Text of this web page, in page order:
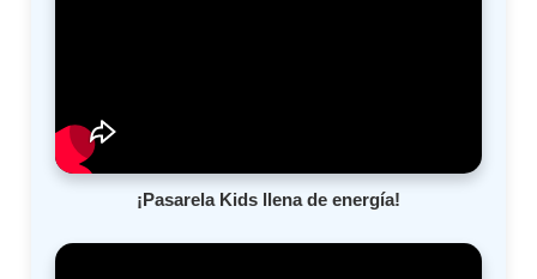
¡Pasarela Kids llena de energía!